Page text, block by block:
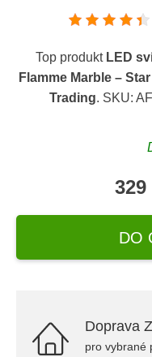
Top produkt LED
Flamme Marble –
Trading. SKU:
329
DO
Doprava
pro vybrané